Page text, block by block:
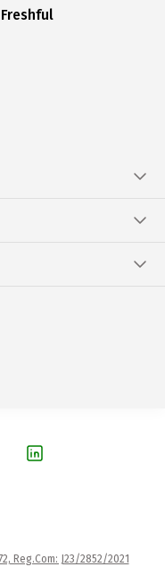
Reg.Com: J23/2852/2021